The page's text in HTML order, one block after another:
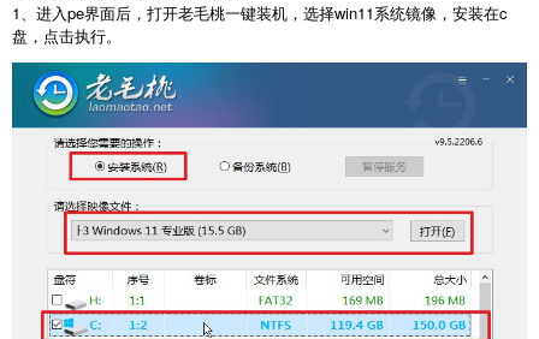
1、进入pe界面后，打开老毛桃一键装机，选择win11系统镜像，安装在c
盘，点击执行。